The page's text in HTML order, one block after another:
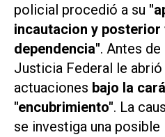
policial procedió a su
incautacion y posterior
dependencia". Antes
Justicia Federal le
actuaciones bajo la
"encubrimiento". La
se investiga una